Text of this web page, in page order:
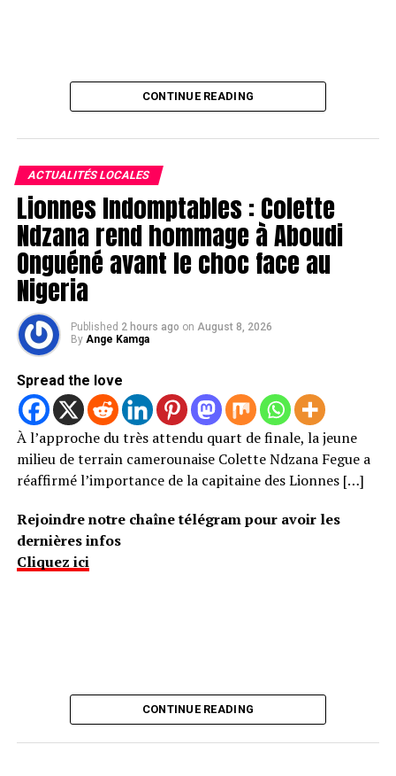
CONTINUE READING
ACTUALITÉS LOCALES
Lionnes Indomptables : Colette
Ndzana rend hommage à Aboudi
Onguéné avant le choc face au
Nigeria
Published 2 hours ago on August 8, 2026
By Ange Kamga
Spread the love
À l’approche du très attendu quart de finale, la jeune
milieu de terrain camerounaise Colette Ndzana Fegue a
réaffirmé l’importance de la capitaine des Lionnes […]
Rejoindre notre chaîne télégram pour avoir les
dernières infos
Cliquez ici
CONTINUE READING